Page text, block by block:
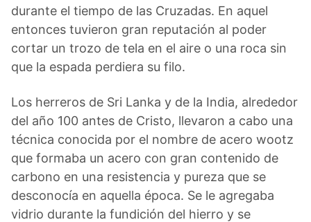
durante el tiempo de las Cruzadas. En aquel
entonces tuvieron gran reputación al poder
cortar un trozo de tela en el aire o una roca sin
que la espada perdiera su filo.
Los herreros de Sri Lanka y de la India, alrededor
del año 100 antes de Cristo, llevaron a cabo una
técnica conocida por el nombre de acero wootz
que formaba un acero con gran contenido de
carbono en una resistencia y pureza que se
desconocía en aquella época. Se le agregaba
vidrio durante la fundición del hierro y se